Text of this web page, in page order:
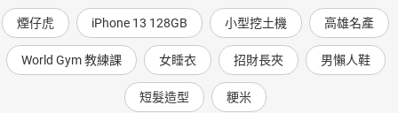
煙仔虎 iPhone 13 128GB 小型挖土機 高雄名產
World Gym 教練課 女睡衣 招財長夾 男懶人鞋
短髮造型 粳米